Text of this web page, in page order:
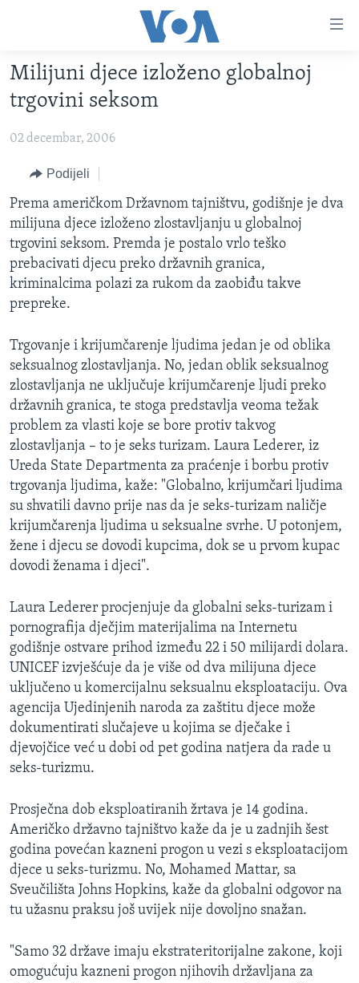
glavni
sadržaj
Pređi
na
navigaciju
Idi
na
pretragu
TV PROGRAM
VIDEO
FOTOGRAFIJE DANA
VIJESTI
SJEDINJENE AMERIČKE DRŽAVE
BOSNA I HERCEGOVINA
SVIJET
NAUKA I TEHNOLOGIJA
SPECIJALNI PROJEKTI
KORUPCIJA
SLOBODA MEDIJA
ŽENSKA STRANA
IZBJEGLIČKA STRANA
MAGAZIN
O GLASU AMERIKE
Learning English
PRATITE NAS
Jezici
Milijuni djece izloženo globalnoj
trgovini seksom
02 decembar, 2006
Podijeli
Prema američkom Državnom tajništvu, godišnje je dva
milijuna djece izloženo zlostavljanju u globalnoj
trgovini seksom. Premda je postalo vrlo teško
prebacivati djecu preko državnih granica,
kriminalcima polazi za rukom da zaobiđu takve
prepreke.
Trgovanje i krijumčarenje ljudima jedan je od oblika
seksualnog zlostavljanja. No, jedan oblik seksualnog
zlostavljanja ne uključuje krijumčarenje ljudi preko
državnih granica, te stoga predstavlja veoma težak
problem za vlasti koje se bore protiv takvog
zlostavljanja – to je seks turizam. Laura Lederer, iz
Ureda State Departmenta za praćenje i borbu protiv
trgovanja ljudima, kaže: "Globalno, krijumčari ljudima
su shvatili davno prije nas da je seks-turizam naličje
krijumčarenja ljudima u seksualne svrhe. U potonjem,
žene i djecu se dovodi kupcima, dok se u prvom kupac
dovodi ženama i djeci".
Laura Lederer procjenjuje da globalni seks-turizam i
pornografija dječjim materijalima na Internetu
godišnje ostvare prihod između 22 i 50 milijardi dolara.
UNICEF izvješćuje da je više od dva milijuna djece
uključeno u komercijalnu seksualnu eksploataciju. Ova
agencija Ujedinjenih naroda za zaštitu djece može
dokumentirati slučajeve u kojima se dječake i
djevojčice već u dobi od pet godina natjera da rade u
seks-turizmu.
Prosječna dob eksploatiranih žrtava je 14 godina.
Američko državno tajništvo kaže da je u zadnjih šest
godina povećan kazneni progon u vezi s eksploatacijom
djece u seks-turizmu. No, Mohamed Mattar, sa
Sveučilišta Johns Hopkins, kaže da globalni odgovor na
tu užasnu praksu još uvijek nije dovoljno snažan.
"Samo 32 države imaju ekstrateritorijalne zakone, koji
omogućuju kazneni progon njihovih državljana za